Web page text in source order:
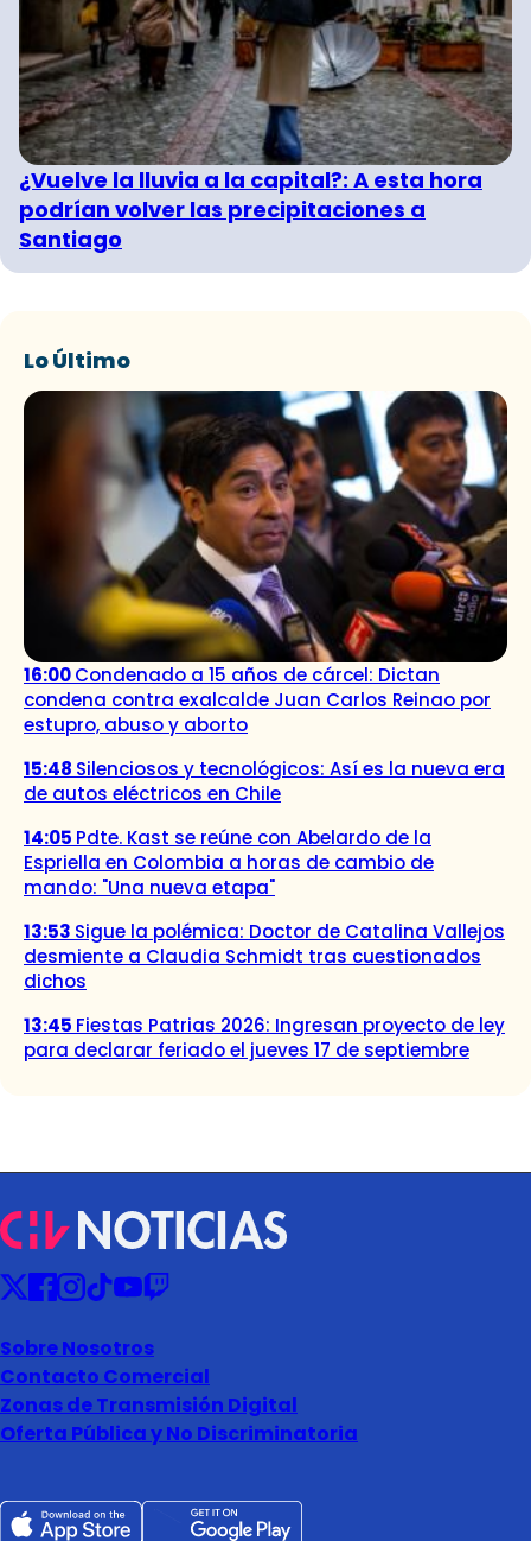
¿Vuelve la lluvia a la capital?: A esta hora
podrían volver las precipitaciones a
Santiago
Lo Último
16:00Condenado a 15 años de cárcel: Dictan
condena contra exalcalde Juan Carlos Reinao por
estupro, abuso y aborto
15:48 Silenciosos y tecnológicos: Así es la nueva era
de autos eléctricos en Chile
14:05 Pdte. Kast se reúne con Abelardo de la
Espriella en Colombia a horas de cambio de
mando: "Una nueva etapa"
13:53 Sigue la polémica: Doctor de Catalina Vallejos
desmiente a Claudia Schmidt tras cuestionados
dichos
13:45 Fiestas Patrias 2026: Ingresan proyecto de ley
para declarar feriado el jueves 17 de septiembre
Sobre Nosotros
Contacto Comercial
Zonas de Transmisión Digital
Oferta Pública y No Discriminatoria